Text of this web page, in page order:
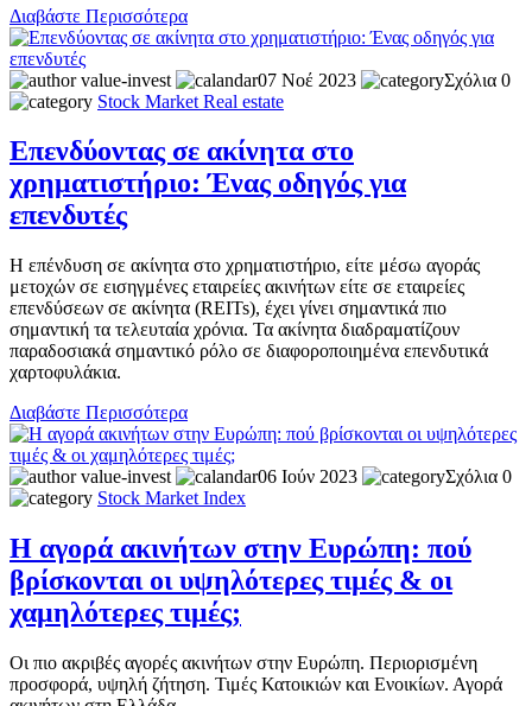
Διαβάστε Περισσότερα
value-invest 07 Νοέ 2023
Σχόλια 0
Stock Market Real estate
Επενδύοντας σε ακίνητα στο
χρηματιστήριο: Ένας οδηγός για
επενδυτές
Η επένδυση σε ακίνητα στο χρηματιστήριο, είτε μέσω αγοράς
μετοχών σε εισηγμένες εταιρείες ακινήτων είτε σε εταιρείες
επενδύσεων σε ακίνητα (REITs), έχει γίνει σημαντικά πιο
σημαντική τα τελευταία χρόνια. Τα ακίνητα διαδραματίζουν
παραδοσιακά σημαντικό ρόλο σε διαφοροποιημένα επενδυτικά
χαρτοφυλάκια.
Διαβάστε Περισσότερα
value-invest 06 Ιούν 2023
Σχόλια 0
Stock Market Index
Η αγορά ακινήτων στην Ευρώπη: πού
βρίσκονται οι υψηλότερες τιμές & οι
χαμηλότερες τιμές;
Οι πιο ακριβές αγορές ακινήτων στην Ευρώπη. Περιορισμένη
προσφορά, υψηλή ζήτηση. Τιμές Κατοικιών και Ενοικίων. Αγορά